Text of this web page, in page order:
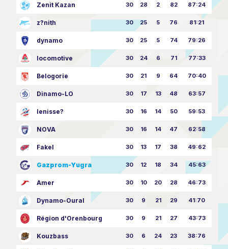
Zenit Kazan 30 28 2 82 87:24
z?nith 30 25 5 76 81:21
dynamo 30 25 5 74 79:26
locomotive 30 24 6 71 77:33
Belogorie 30 21 9 64 70:40
Dinamo-LO 30 17 13 48 63:57
Ienisse? 30 16 14 50 59:53
NOVA 30 16 14 47 62:58
Fakel 30 13 17 38 49:62
Gazprom-Yugra 30 12 18 34 45:63
Amer 30 10 20 28 46:73
Dynamo-Oural 30 9 21 29 41:70
Région d'Orenbourg 30 9 21 27 43:73
Kouzbass 30 6 24 23 38:76